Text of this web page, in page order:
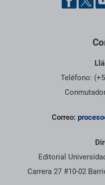
Teléfono:
Correo:
Editorial
Carrera 27 #10-02